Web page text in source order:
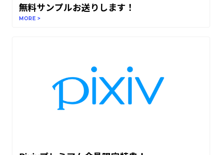
無料サンプルお送りします！
MORE >